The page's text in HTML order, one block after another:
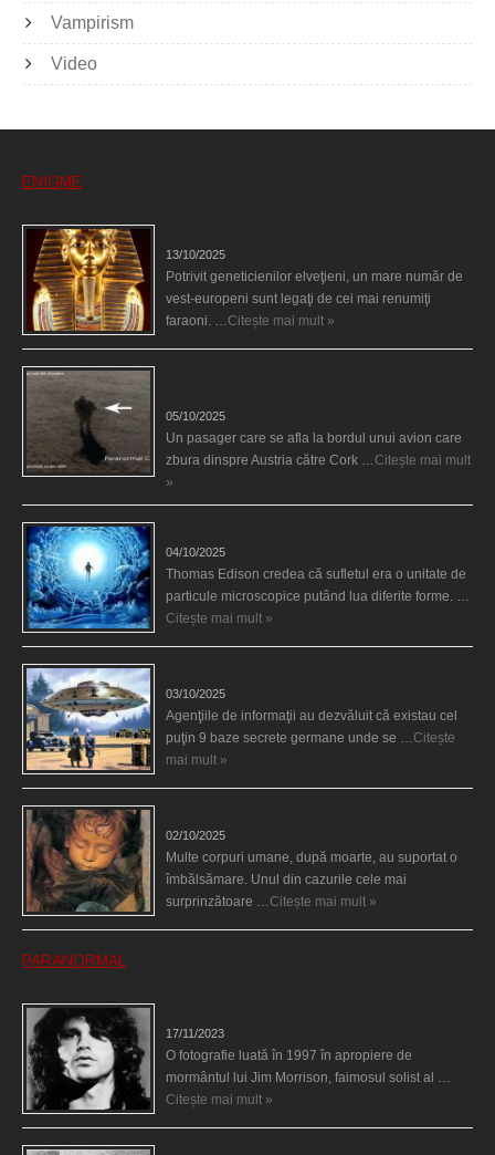
Vampirism
Video
ENIGME
13/10/2025
Potrivit geneticienilor elveţieni, un mare număr de
vest-europeni sunt legaţi de cei mai renumiţi
faraoni. …Citește mai mult »
05/10/2025
Un pasager care se afla la bordul unui avion care
zbura dinspre Austria către Cork …Citește mai mult
»
04/10/2025
Thomas Edison credea că sufletul era o unitate de
particule microscopice putând lua diferite forme. …
Citește mai mult »
03/10/2025
Agenţiile de informaţii au dezvăluit că existau cel
puţin 9 baze secrete germane unde se …Citește
mai mult »
02/10/2025
Multe corpuri umane, după moarte, au suportat o
îmbălsămare. Unul din cazurile cele mai
surprinzătoare …Citește mai mult »
PARANORMAL
17/11/2023
O fotografie luată în 1997 în apropiere de
mormântul lui Jim Morrison, faimosul solist al …
Citește mai mult »